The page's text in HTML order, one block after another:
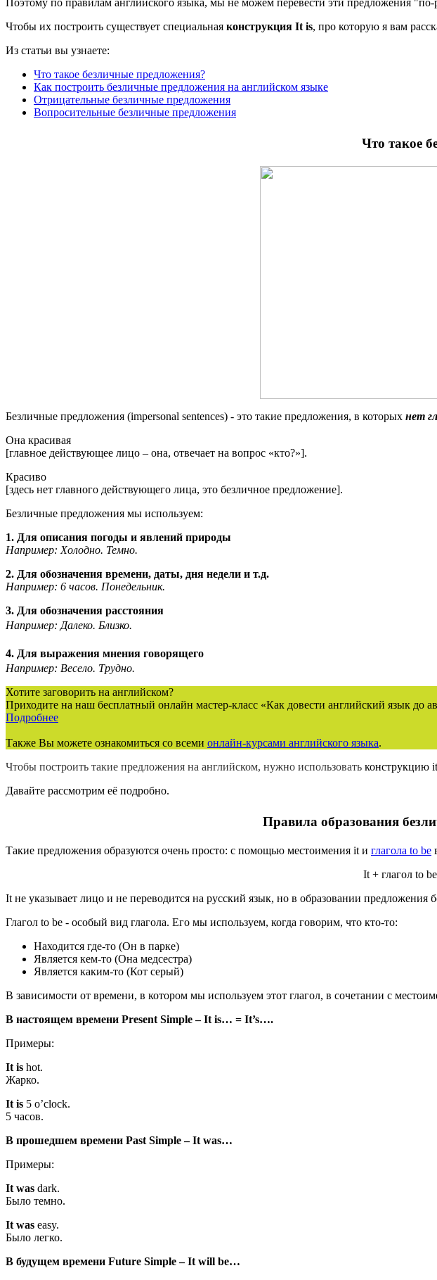
Поэтому по правилам английского языка, мы не можем перевести эти предложения
Чтобы их построить существует специальная конструкция It is, про которую я вам
Из статьи вы узнаете:
Что такое безличные предложения?
Как построить безличные предложения на английском языке
Отрицательные безличные предложения
Вопросительные безличные предложения
Что такое
Безличные предложения (impersonal sentences) - это такие предложения, в которых нет
Она красивая
[главное действующее лицо – она, отвечает на вопрос «кто?»].
Красиво
[здесь нет главного действующего лица, это безличное предложение].
Безличные предложения мы используем:
1. Для описания погоды и явлений природы
Например: Холодно. Темно.
2. Для обозначения времени, даты, дня недели и т.д.
Например: 6 часов. Понедельник.
3. Для обозначения расстояния
Например: Далеко. Близко.
4. Для выражения мнения говорящего
Например: Весело. Трудно.
Хотите заговорить на английском?
Приходите на наш бесплатный онлайн мастер-класс «Как довести английский язык до
Подробнее
Также Вы можете ознакомиться со всеми онлайн-курсами английского языка.
Чтобы построить такие предложения на английском, нужно использовать конструкцию
Давайте рассмотрим её подробно.
Правила образования
Такие предложения образуются очень просто: с помощью местоимения it и глагола to be
It + глагол to
It не указывает лицо и не переводится на русский язык, но в образовании предложения
Глагол to be - особый вид глагола. Его мы используем, когда говорим, что кто-то:
Находится где-то (Он в парке)
Является кем-то (Она медсестра)
Является каким-то (Кот серый)
В зависимости от времени, в котором мы используем этот глагол, в сочетании с
В настоящем времени Present Simple – It is… = It’s….
Примеры:
It is hot.
Жарко.
It is 5 o’clock.
5 часов.
В прошедшем времени Past Simple – It was…
Примеры:
It was dark.
Было темно.
It was easy.
Было легко.
В будущем времени Future Simple –It will be…